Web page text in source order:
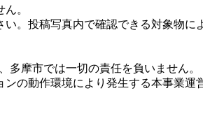
。
。投稿写真内で確認できる対象物に
多摩市では一切の責任を負いません。
ンの動作環境により発生する本事業運